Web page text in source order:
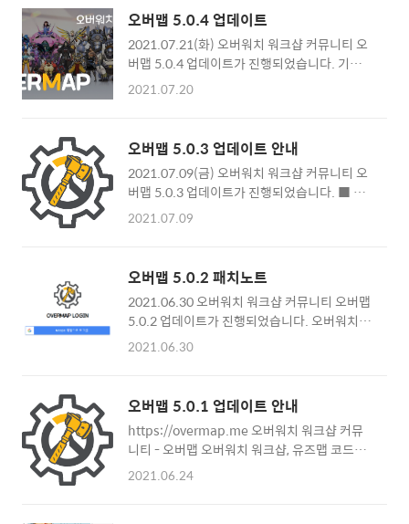
overmap.me ■ 주요 변경 사항 네비게이션
메뉴 위치 변경 워크샵 리스트 디자인 변경 워크
샵 상세페이지 디자인 변경 ■ 네비게이션 메뉴
위치 변경 기존 네비게이션 메뉴(집버워치, 워
크샵, 패치노트, 이벤트...)가 좌측에 고정되어
이 조금더 깔끔하고 유연하게 접근성이 뛰어나
다고 판단되어 PC, Mobile 모두 상단에 위치하
도록 변경하였습니다. ■ 워크샵 리스트 디자인
변경 워크샵 리스..
오버맵 5.0.4 업데이트
2021.07.21(화) 오버워치 워크샵 커뮤니티 오
버맵 5.0.4 업데이트가 진행되었습니다. 기본적
으로 표기되어야할 누락된 개인정보처리방침,
페이지 추가 - 서비스내 하단(푸터) 이용약관 ->
블로그 변경 - 서비스내 하단(푸터) 문의 -> 동
작 및 다이얼로그 추가 ■ 개인정보처리방침 -
OVERMAP 초기에는 이메일을 이용하였으나,
2.0.0 이후부터는 오직 Google Oauth 2.0인
민이 상당히 많았는데, 구글에서는 인증 요청
API 일일 할당량이 제한되어 있어서 추후에 로
그인 관련 문제가 예상되어 누락되었던 개인정
보..
2021.07.20
오버맵 5.0.3 업데이트 안내
2021.07.09(금) 오버워치 워크샵 커뮤니티 오
버맵 5.0.3 업데이트가 진행되었습니다. ■ 버
그 수정 ■ 변경 사항 버그 수정 모바일에서 하
지에 노출되는 다음과 같은 영상 목록들이 업데
이트 되지 않는 오류 수정 영상 패치노트 오버워
치 유튜브 오버워치 워크샵 오버워치 시네마틱
패치노트 업데이트가 이루어지지 않는 오류 수
정 메인 페이지에 상단 배너 이미지들이 정상적
콘 크기가 일괄 하향 조정되었습니다. 모바일에
서 워크샵 목록 게시글들의 양쪽 여백을 제거하
였습니다. 메인페이지에 우측에 까만 선이 표기
되던 현상을 제거하고 요소들..
2021.07.09
오버맵 5.0.2 패치노트
2021.06.30 오버워치 워크샵 커뮤니티 오버맵
5.0.2 업데이트가 진행되었습니다. 오버워치 워
크샵 커뮤니티 - 오버맵 오버워치 워크샵, 유즈
■ 수정 내역 로그인 버튼 수정 로그인 모달
(dialog 팝업) 추가 워크샵 상세페이지 높이 조
정 ■ 서비스 아키텍처 변경 ■ 확인된 버그 ■
패치 예정 수정 내역 로그인 버튼 수정 기존
Google 계정으로 로그인 버튼에서 유저 아이콘
2021.06.30
오버맵 5.0.1 업데이트 안내
https://overmap.me 오버워치 워크샵 커뮤
니티 - 오버맵 오버워치 워크샵, 유즈맵 코드를
등록하고 공유하며, 다양한 워크샵을 바로 이용
2021.06.24